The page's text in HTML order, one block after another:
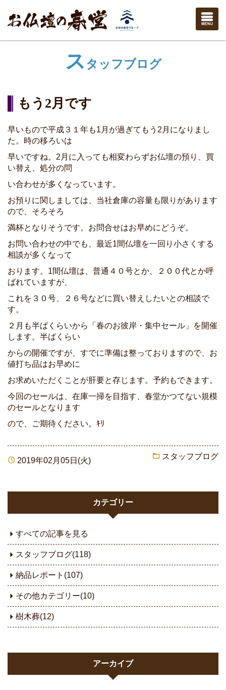
ス タッフブログ
もう2月です
早いもので平成３１年も1月が過ぎてもう2月になりまし
た。時の移ろいは
早いですね。2月に入っても相変わらずお仏壇の預り、買
い替え、処分の問
い合わせが多くなっています。
お預りに関しましては、当社倉庫の容量も限りがあります
ので、そろそろ
満杯となりそうです。お問合せはお早めにどうぞ。
お問い合わせの中でも、最近1間仏壇を一回り小さくする
相談が多くなって
おります。1間仏壇は、普通４０号とか、２００代とか呼
ばれていますが、
これを３０号、２６号などに買い替えしたいとの相談で
す。
２月も半ばくらいから「春のお彼岸・集中セール」を開催
します。半ばくらい
からの開催ですが、すでに準備は整っておりますので、お
値打ち品はお早めに
お求めいただくことが肝要と存じます。予約もできます。
今回のセールは、在庫一掃を目指す、春堂かつてない規模
のセールとなります
ので、ご期待ください。ｷﾘ
スタッフブログ
2019年02月05日(火)
カテゴリー
すべての記事を見る
スタッフブログ(118)
納品レポート(107)
その他カテゴリー(10)
樹木葬(12)
アーカイブ